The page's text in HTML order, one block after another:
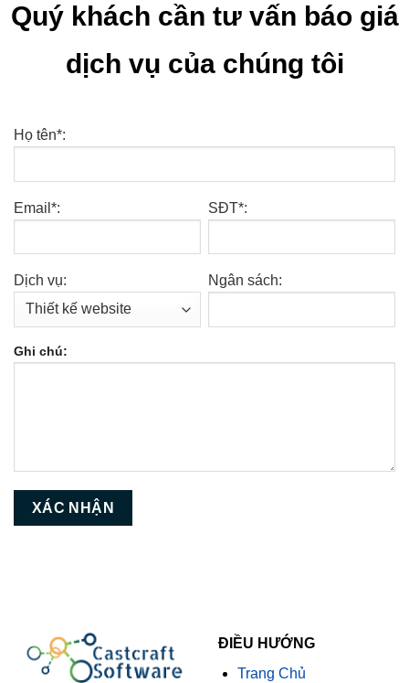
Quý khách cần tư vấn báo giá
dịch vụ của chúng tôi
Họ tên*:
Email*: SĐT*:
Dịch vụ: Ngân sách:
Ghi chú:
ĐIỀU HƯỚNG
Trang Chủ